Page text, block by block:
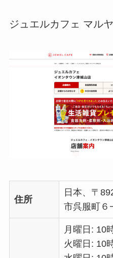
ジュエルカフェ マル
住所
日本、〒
市呉服町６
月曜日: 10
火曜日: 10